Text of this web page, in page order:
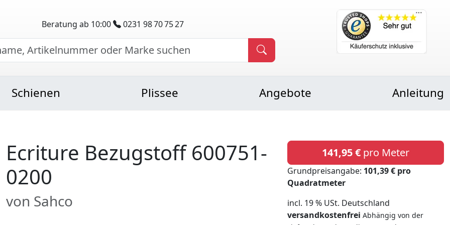
Beratung ab 10:00 0231 98 70 75 27
Schienen Plissee Angebote Anleitung
Ecriture Bezugstoff 600751-
0200
von Sahco
141,95 € pro Meter
Grundpreisangabe: 101,39 € pro
Quadratmeter
incl. 19 % USt. Deutschland
versandkostenfrei Abhängig von der